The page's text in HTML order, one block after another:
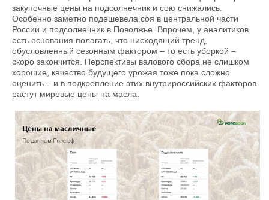
закупочные цены на подсолнечник и сою снижались.
Особенно заметно подешевела соя в центральной части
России и подсолнечник в Поволжье. Впрочем, у аналитиков
есть основания полагать, что нисходящий тренд,
обусловленный сезонным фактором – то есть уборкой –
скоро закончится. Перспективы валового сбора не слишком
хорошие, качество будущего урожая тоже пока сложно
оценить – и в подкрепление этих внутрироссийских факторов
растут мировые цены на масла.